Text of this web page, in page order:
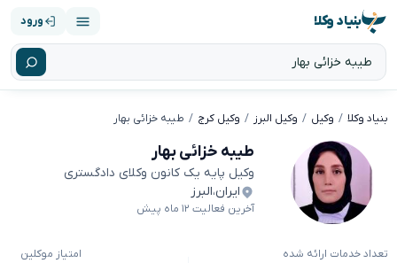
بنیاد وکلا ورود
بنیاد وکلا وکیل وکیل البرز وکیل کرج طیبه خزائی بهار
طیبه خزائی بهار
وکیل پایه یک کانون وکلای دادگستری
ایران،البرز
آخرین فعالیت ۱۲ ماه پیش
تعداد خدمات ارائه شده امتیاز موکلین